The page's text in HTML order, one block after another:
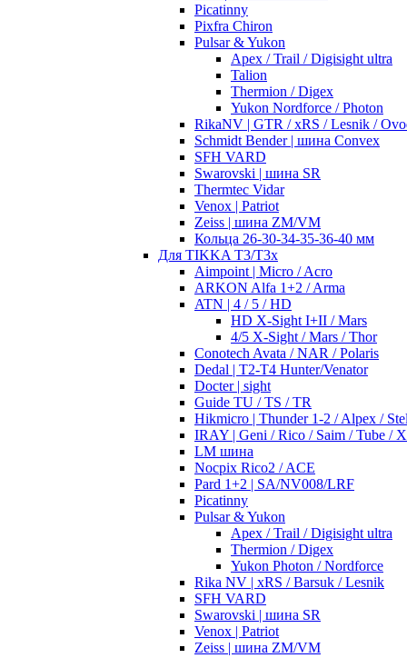
Picatinny
Pixfra Chiron
Pulsar & Yukon
Apex / Trail / Digisight ultra
Talion
Thermion / Digex
Yukon Nordforce / Photon
RikaNV | GTR / xRS / Lesnik /
Schmidt Bender | шина Convex
SFH VARD
Swarovski | шина SR
Thermtec Vidar
Venox | Patriot
Zeiss | шина ZM/VM
Кольца 26-30-34-35-36-40 мм
Для TIKKA T3/T3x
Aimpoint | Micro / Acro
ARKON Alfa 1+2 / Arma
ATN | 4 / 5 / HD
HD X-Sight I+II / Mars
4/5 X-Sight / Mars / Thor
Conotech Avata / NAR / Polaris
Dedal | T2-T4 Hunter/Venator
Docter | sight
Guide TU / TS / TR
Hikmicro | Thunder 1-2 / Alpex /
IRAY | Geni / Rico / Saim / Tube /
LM шина
Nocpix Rico2 / ACE
Pard 1+2 | SA/NV008/LRF
Picatinny
Pulsar & Yukon
Apex / Trail / Digisight ultra
Thermion / Digex
Yukon Photon / Nordforce
Rika NV | xRS / Barsuk / Lesnik
SFH VARD
Swarovski | шина SR
Venox | Patriot
Zeiss | шина ZM/VM